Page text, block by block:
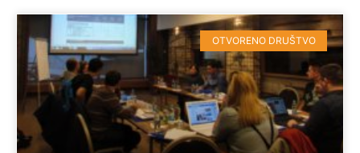
OTVORENO DRUŠTVO